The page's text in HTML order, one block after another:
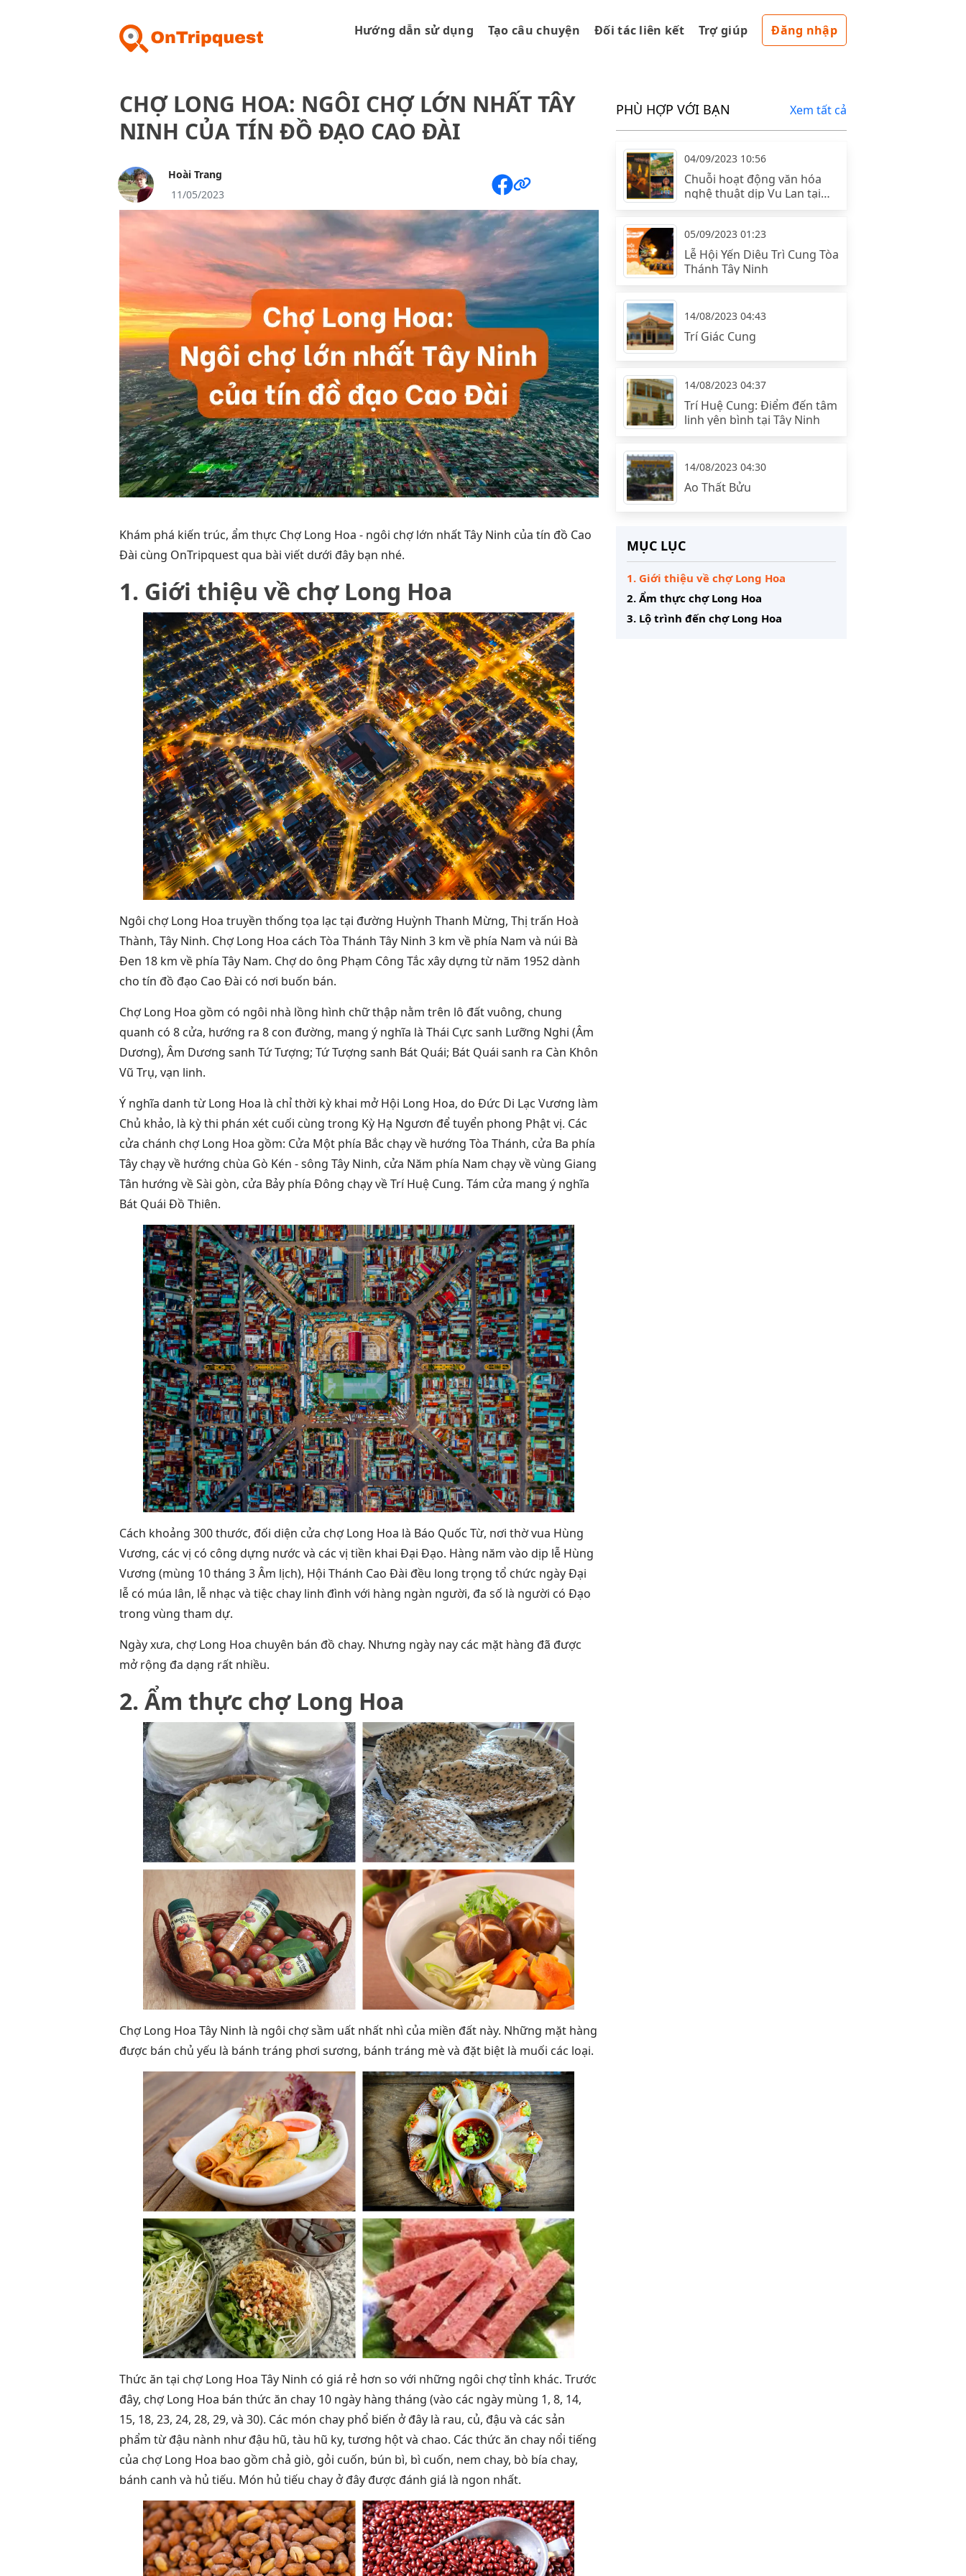
Hướng dẫn sử dụng Tạo câu chuyện Đối tác liên kết Trợ giúp Đăng nhập
CHỢ LONG HOA: NGÔI CHỢ LỚN NHẤT TÂY
NINH CỦA TÍN ĐỒ ĐẠO CAO ĐÀI
Hoài Trang
11/05/2023
Khám phá kiến trúc, ẩm thực Chợ Long Hoa - ngôi chợ lớn nhất Tây Ninh của tín đồ Cao
Đài cùng OnTripquest qua bài viết dưới đây bạn nhé.
1. Giới thiệu về chợ Long Hoa
Ngôi chợ Long Hoa truyền thống tọa lạc tại đường Huỳnh Thanh Mừng, Thị trấn Hoà
Thành, Tây Ninh. Chợ Long Hoa cách Tòa Thánh Tây Ninh 3 km về phía Nam và núi Bà
Đen 18 km về phía Tây Nam. Chợ do ông Phạm Công Tắc xây dựng từ năm 1952 dành
cho tín đồ đạo Cao Đài có nơi buốn bán.
Chợ Long Hoa gồm có ngôi nhà lồng hình chữ thập nằm trên lô đất vuông, chung
quanh có 8 cửa, hướng ra 8 con đường, mang ý nghĩa là Thái Cực sanh Lưỡng Nghi (Âm
Dương), Âm Dương sanh Tứ Tượng; Tứ Tượng sanh Bát Quái; Bát Quái sanh ra Càn Khôn
Vũ Trụ, vạn linh.
Ý nghĩa danh từ Long Hoa là chỉ thời kỳ khai mở Hội Long Hoa, do Đức Di Lạc Vương làm
Chủ khảo, là kỳ thi phán xét cuối cùng trong Kỳ Hạ Ngươn để tuyển phong Phật vị. Các
cửa chánh chợ Long Hoa gồm: Cửa Một phía Bắc chạy về hướng Tòa Thánh, cửa Ba phía
Tây chạy về hướng chùa Gò Kén - sông Tây Ninh, cửa Năm phía Nam chạy về vùng Giang
Tân hướng về Sài gòn, cửa Bảy phía Đông chạy về Trí Huệ Cung. Tám cửa mang ý nghĩa
Bát Quái Đồ Thiên.
Cách khoảng 300 thước, đối diện cửa chợ Long Hoa là Báo Quốc Từ, nơi thờ vua Hùng
Vương, các vị có công dựng nước và các vị tiền khai Đại Đạo. Hàng năm vào dịp lễ Hùng
Vương (mùng 10 tháng 3 Âm lịch), Hội Thánh Cao Đài đều long trọng tổ chức ngày Đại
lễ có múa lân, lễ nhạc và tiệc chay linh đình với hàng ngàn người, đa số là người có Đạo
trong vùng tham dự.
Ngày xưa, chợ Long Hoa chuyên bán đồ chay. Nhưng ngày nay các mặt hàng đã được
mở rộng đa dạng rất nhiều.
2. Ẩm thực chợ Long Hoa
Chợ Long Hoa Tây Ninh là ngôi chợ sầm uất nhất nhì của miền đất này. Những mặt hàng
được bán chủ yếu là bánh tráng phơi sương, bánh tráng mè và đặt biệt là muối các loại.
Thức ăn tại chợ Long Hoa Tây Ninh có giá rẻ hơn so với những ngôi chợ tỉnh khác. Trước
đây, chợ Long Hoa bán thức ăn chay 10 ngày hàng tháng (vào các ngày mùng 1, 8, 14,
15, 18, 23, 24, 28, 29, và 30). Các món chay phổ biến ở đây là rau, củ, đậu và các sản
phẩm từ đậu nành như đậu hũ, tàu hũ ky, tương hột và chao. Các thức ăn chay nổi tiếng
của chợ Long Hoa bao gồm chả giò, gỏi cuốn, bún bì, bì cuốn, nem chay, bò bía chay,
bánh canh và hủ tiếu. Món hủ tiếu chay ở đây được đánh giá là ngon nhất.
PHÙ HỢP VỚI BẠN Xem tất cả
04/09/2023 10:56
Chuỗi hoạt động văn hóa
nghệ thuật dịp Vu Lan tại
núi Bà Đen
05/09/2023 01:23
Lễ Hội Yến Diêu Trì Cung Tòa
Thánh Tây Ninh
14/08/2023 04:43
Trí Giác Cung
14/08/2023 04:37
Trí Huệ Cung: Điểm đến tâm
linh yên bình tại Tây Ninh
14/08/2023 04:30
Ao Thất Bửu
MỤC LỤC
1. Giới thiệu về chợ Long Hoa
2. Ẩm thực chợ Long Hoa
3. Lộ trình đến chợ Long Hoa